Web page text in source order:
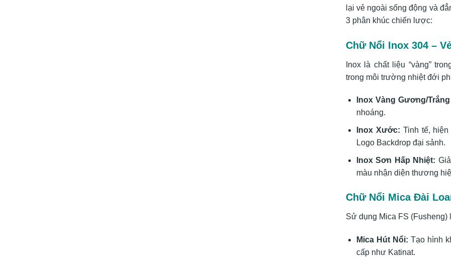
lại vẻ ngoài sống động và
3 phân khúc chiến lược:
Chữ Nổi Inox 304 –
Inox là chất liệu “vàng”
trong môi trường nhiệt đới
Inox Vàng Gương/
nhoáng.
Inox Xước: Tinh tế,
Logo Backdrop đại sảnh.
Inox Sơn Hấp Nhiệt:
màu nhận diện thương
Chữ Nổi Mica Đài
Sử dụng Mica FS
Mica Hút Nổi: Tạo hình
cấp như Katinat.